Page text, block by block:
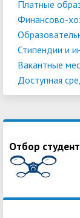
Платные
Финансово-
Стипендии и
Вакантные
Доступная
Отбор